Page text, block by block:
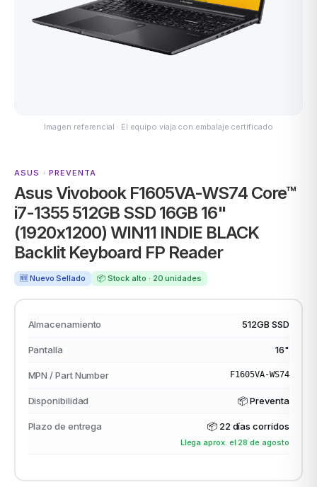
ACER
→
Imagen referencial · El equipo viaja con embalaje certificado
ASUS · PREVENTA
Asus Vivobook F1605VA-WS74 Core™
i7-1355 512GB SSD 16GB 16"
(1920x1200) WIN11 INDIE BLACK
Backlit Keyboard FP Reader
🆕 Nuevo Sellado 📦 Stock alto · 20 unidades
Almacenamiento 512GB SSD
Pantalla 16"
MPN / Part Number F1605VA-WS74
Disponibilidad 📦 Preventa
Plazo de entrega 📦 22 días corridos
Llega aprox. el 28 de agosto